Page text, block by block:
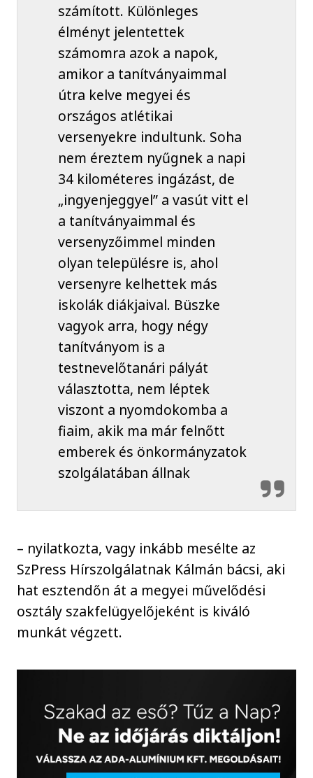
számított. Különleges
élményt jelentettek
számomra azok a napok,
amikor a tanítványaimmal
útra kelve megyei és
országos atlétikai
versenyekre indultunk. Soha
nem éreztem nyűgnek a napi
34 kilométeres ingázást, de
„ingyenjeggyel” a vasút vitt el
a tanítványaimmal és
versenyzőimmel minden
olyan településre is, ahol
versenyre kelhettek más
iskolák diákjaival. Büszke
vagyok arra, hogy négy
tanítványom is a
testnevelőtanári pályát
választotta, nem léptek
viszont a nyomdokomba a
fiaim, akik ma már felnőtt
emberek és önkormányzatok
szolgálatában állnak
– nyilatkozta, vagy inkább mesélte az
SzPress Hírszolgálatnak Kálmán bácsi, aki
hat esztendőn át a megyei művelődési
osztály szakfelügyelőjeként is kiváló
munkát végzett.